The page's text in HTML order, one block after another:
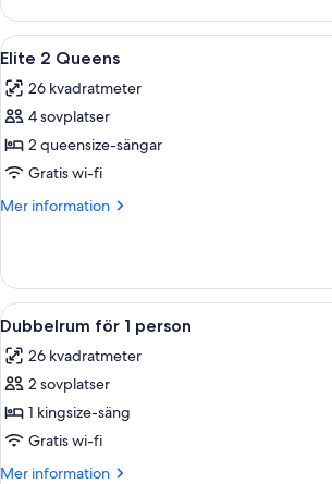
2
Queens
Öppna
alla
foton
för
Elite
2
Queens
Ett
5
Elite 2 Queens
26 kvadratmeter
4 sovplatser
2 queensize-sängar
Gratis wi-fi
Mer information
Mer
2
Queens
Öppna
alla
foton
för
Dubbelrum
för
1
Ett
4
Dubbelrum för 1 person
26 kvadratmeter
2 sovplatser
1 kingsize-säng
Gratis wi-fi
Mer information
Mer